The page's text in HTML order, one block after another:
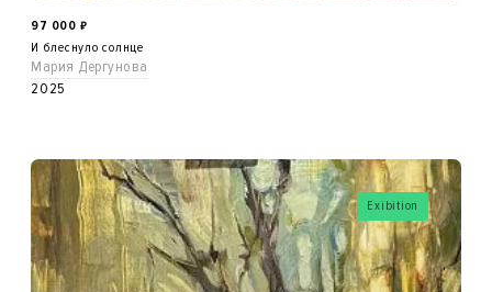
97 000 ₽
И блеснуло солнце
Мария Дергунова
2025
Exibition